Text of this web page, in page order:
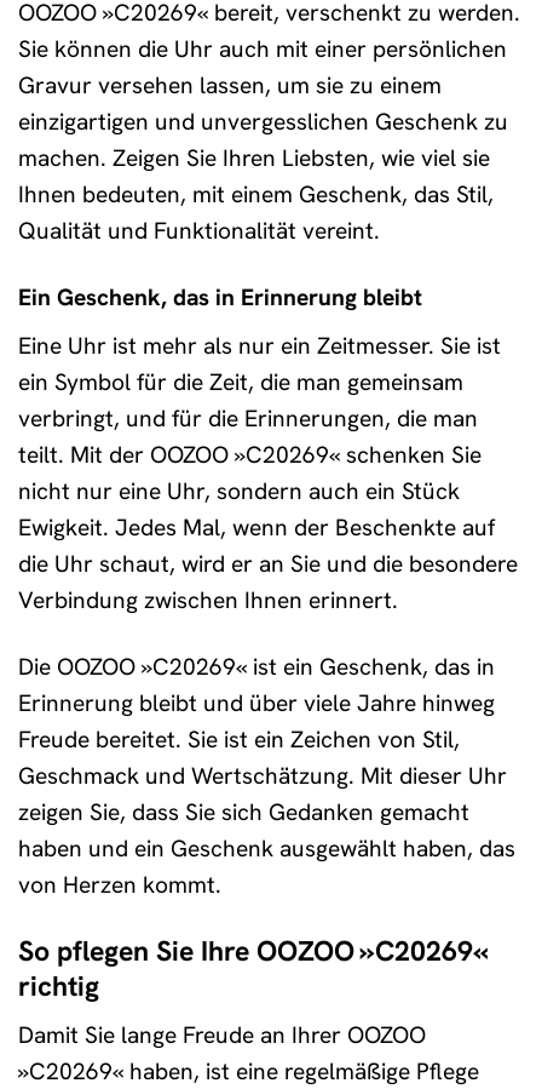
OOZOO »C20269« bereit, verschenkt zu werden.
Sie können die Uhr auch mit einer persönlichen
Gravur versehen lassen, um sie zu einem
einzigartigen und unvergesslichen Geschenk zu
machen. Zeigen Sie Ihren Liebsten, wie viel sie
Ihnen bedeuten, mit einem Geschenk, das Stil,
Qualität und Funktionalität vereint.
Ein Geschenk, das in Erinnerung bleibt
Eine Uhr ist mehr als nur ein Zeitmesser. Sie ist
ein Symbol für die Zeit, die man gemeinsam
verbringt, und für die Erinnerungen, die man
teilt. Mit der OOZOO »C20269« schenken Sie
nicht nur eine Uhr, sondern auch ein Stück
Ewigkeit. Jedes Mal, wenn der Beschenkte auf
die Uhr schaut, wird er an Sie und die besondere
Verbindung zwischen Ihnen erinnert.
Die OOZOO »C20269« ist ein Geschenk, das in
Erinnerung bleibt und über viele Jahre hinweg
Freude bereitet. Sie ist ein Zeichen von Stil,
Geschmack und Wertschätzung. Mit dieser Uhr
zeigen Sie, dass Sie sich Gedanken gemacht
haben und ein Geschenk ausgewählt haben, das
von Herzen kommt.
So pflegen Sie Ihre OOZOO »C20269«
richtig
Damit Sie lange Freude an Ihrer OOZOO
»C20269« haben, ist eine regelmäßige Pflege